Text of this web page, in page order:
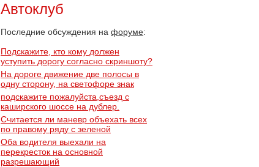
Автоклуб
Последние обсуждения на форуме:
Подскажите, кто кому должен
уступить дорогу согласно скриншоту?
На дороге движение две полосы в
одну сторону, на светофоре знак
подскажите пожалуйста,съезд с
каширского шоссе на дублер.
Считается ли маневр объехать всех
по правому ряду с зеленой
Оба водителя выехали на
перекресток на основной
разрешающий